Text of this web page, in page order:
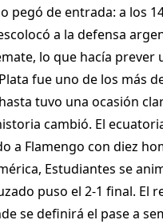
pegó de entrada: a los
a la defensa
lo que hacía prever
fue uno de los más
tuvo una ocasión
cambió. El
a Flamengo con diez
Estudiantes se
puso el 2-1 final. El
se definirá el pase a